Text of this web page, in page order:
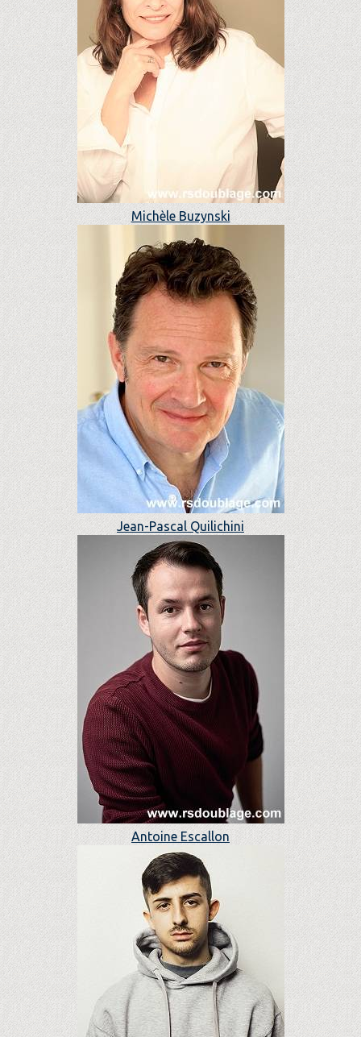
Michèle Buzynski
Jean-Pascal Quilichini
Antoine Escallon